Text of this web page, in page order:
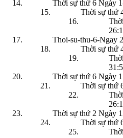
Thời sự thứ 6 Ngày
Thời sự thứ
Thoi-su-thu-6-Ngay
Thời sự thứ
Thời sự thứ 6 Ngày
Thời sự thứ
Thời sự thứ 2 Ngày
Thời sự thứ